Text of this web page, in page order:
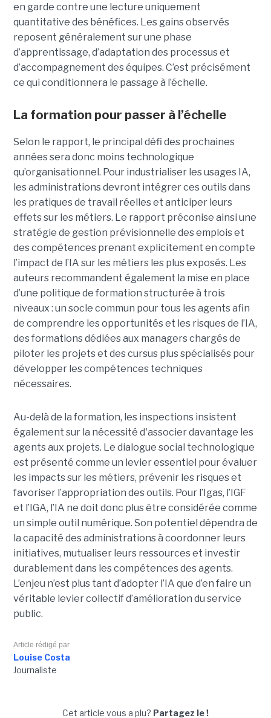
en garde contre une lecture uniquement
quantitative des bénéfices. Les gains observés
reposent généralement sur une phase
d’apprentissage, d’adaptation des processus et
d’accompagnement des équipes. C’est précisément
ce qui conditionnera le passage à l’échelle.
La formation pour passer à l’échelle
Selon le rapport, le principal défi des prochaines
années sera donc moins technologique
qu’organisationnel. Pour industrialiser les usages IA,
les administrations devront intégrer ces outils dans
les pratiques de travail réelles et anticiper leurs
effets sur les métiers. Le rapport préconise ainsi une
stratégie de gestion prévisionnelle des emplois et
des compétences prenant explicitement en compte
l’impact de l’IA sur les métiers les plus exposés. Les
auteurs recommandent également la mise en place
d’une politique de formation structurée à trois
niveaux : un socle commun pour tous les agents afin
de comprendre les opportunités et les risques de l’IA,
des formations dédiées aux managers chargés de
piloter les projets et des cursus plus spécialisés pour
développer les compétences techniques
nécessaires.
Au-delà de la formation, les inspections insistent
également sur la nécessité d'associer davantage les
agents aux projets. Le dialogue social technologique
est présenté comme un levier essentiel pour évaluer
les impacts sur les métiers, prévenir les risques et
favoriser l’appropriation des outils. Pour l’Igas, l’IGF
et l’IGA, l’IA ne doit donc plus être considérée comme
un simple outil numérique. Son potentiel dépendra de
la capacité des administrations à coordonner leurs
initiatives, mutualiser leurs ressources et investir
durablement dans les compétences des agents.
L’enjeu n’est plus tant d’adopter l’IA que d’en faire un
véritable levier collectif d’amélioration du service
public.
Article rédigé par
Louise Costa
Journaliste
Cet article vous a plu? Partagez le !